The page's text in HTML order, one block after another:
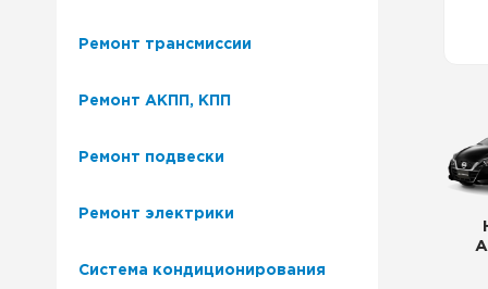
Ремонт трансмиссии
Ремонт АКПП, КПП
Ремонт подвески
Ремонт электрики
Система кондиционирования